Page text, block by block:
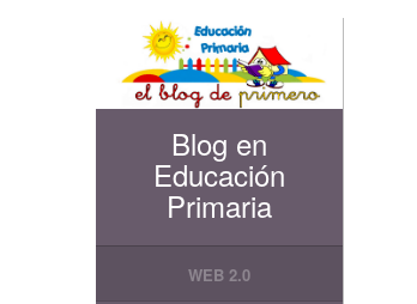
Blog en
Educación
Primaria
WEB 2.0